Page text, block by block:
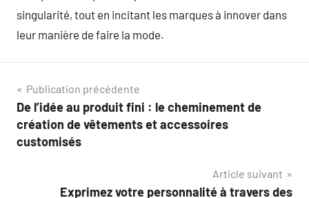
singularité, tout en incitant les marques à innover dans
leur manière de faire la mode.
Navigation
de
l’article
Publication précédente
De l’idée au produit fini : le cheminement de
création de vêtements et accessoires
customisés
Article suivant
Exprimez votre personnalité à travers des